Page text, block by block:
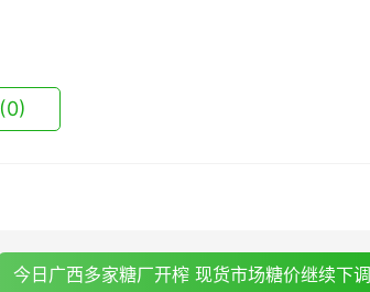
(0)
今日广西多家糖厂开榨 现货市场糖价继续下调